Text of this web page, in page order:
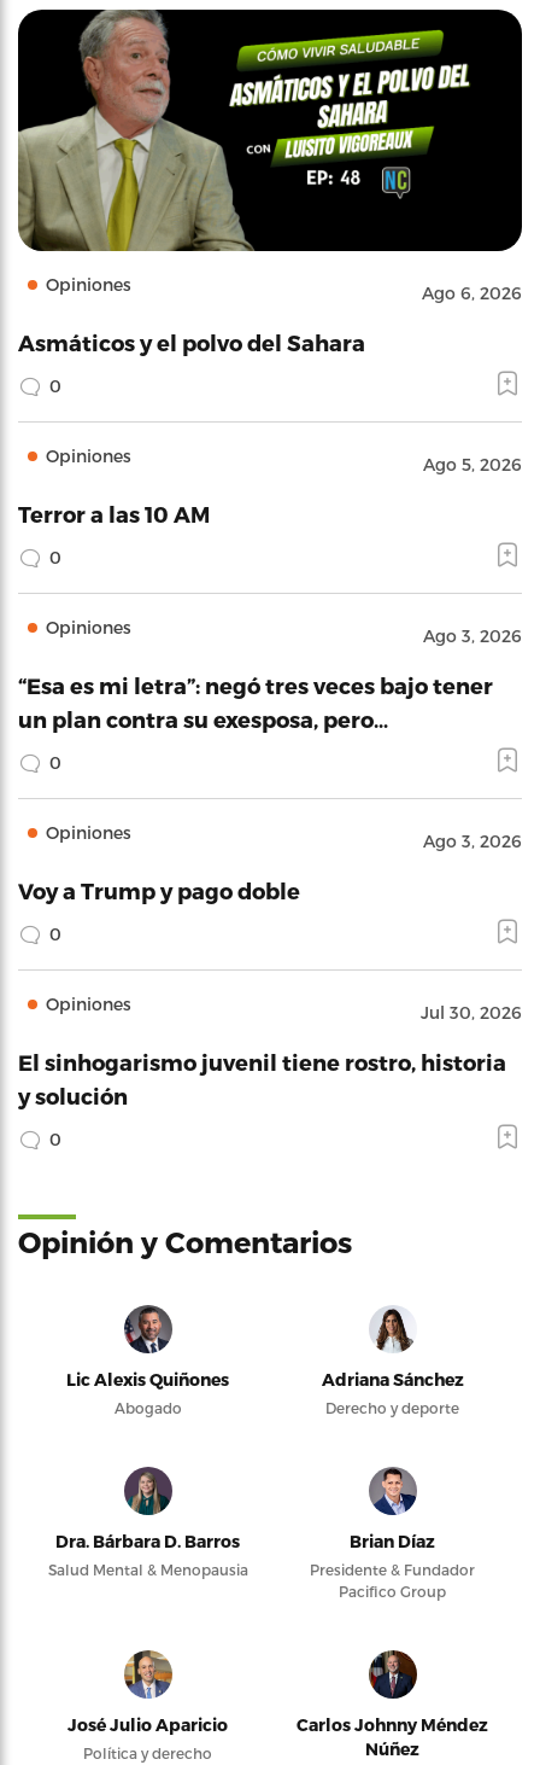
Opiniones Ago 6, 2026
Asmáticos y el polvo del Sahara
0
Opiniones Ago 5, 2026
Terror a las 10 AM
0
Opiniones Ago 3, 2026
“Esa es mi letra”: negó tres veces bajo tener
un plan contra su exesposa, pero…
0
Opiniones Ago 3, 2026
Voy a Trump y pago doble
0
Opiniones Jul 30, 2026
El sinhogarismo juvenil tiene rostro, historia
y solución
0
Opinión y Comentarios
Lic Alexis Quiñones
Abogado
Adriana Sánchez
Derecho y deporte
Dra. Bárbara D. Barros
Salud Mental & Menopausia
Brian Díaz
Presidente & Fundador
Pacifico Group
José Julio Aparicio
Política y derecho
Carlos Johnny Méndez
Núñez